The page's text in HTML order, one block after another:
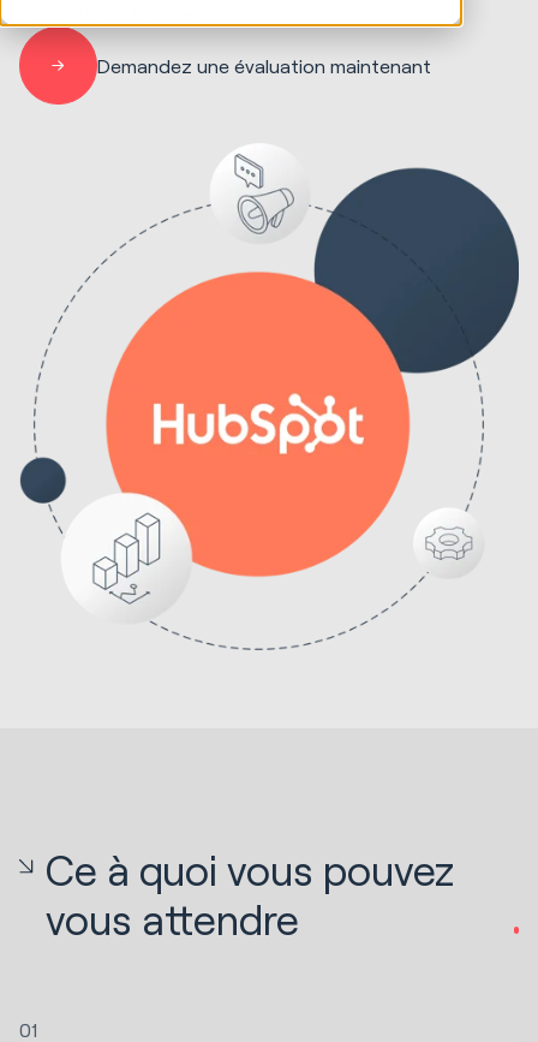
Demandez une évaluation maintenant
Ce à quoi vous pouvez
vous attendre
01